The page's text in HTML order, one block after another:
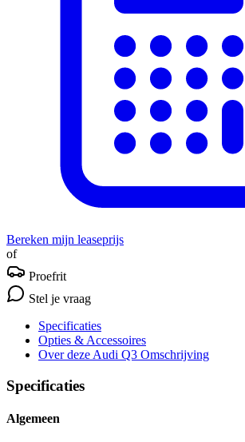
Bereken mijn leaseprijs
of
Proefrit
Stel je vraag
Specificaties
Opties & Accessoires
Over deze Audi Q3 Omschrijving
Specificaties
Algemeen